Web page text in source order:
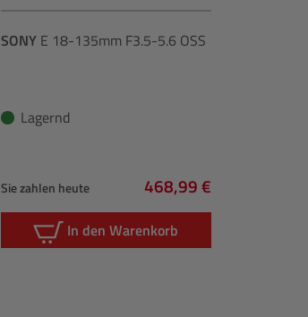
SONYE 18-135mm F3.5-5.6 OSS
Lagernd
Sie zahlen heute
Regulärer Preis:
468,99 €
In den Warenkorb